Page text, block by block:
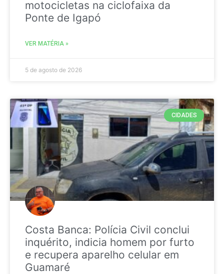
motocicletas na ciclofaixa da
Ponte de Igapó
VER MATÉRIA »
5 de agosto de 2026
CIDADES
Costa Banca: Polícia Civil conclui
inquérito, indicia homem por furto
e recupera aparelho celular em
Guamaré